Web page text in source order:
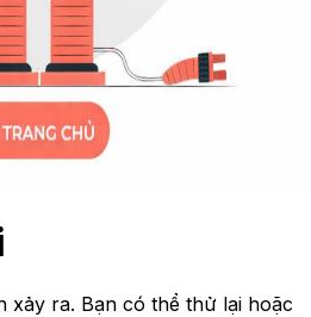
xảy ra. Bạn có thể thử lại hoặc